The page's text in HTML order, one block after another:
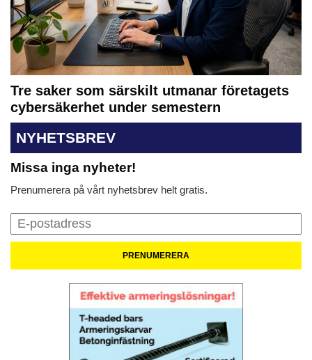
Tre saker som särskilt utmanar företagets
cybersäkerhet under semestern
NYHETSBREV
Missa inga nyheter!
Prenumerera på vårt nyhetsbrev helt gratis.